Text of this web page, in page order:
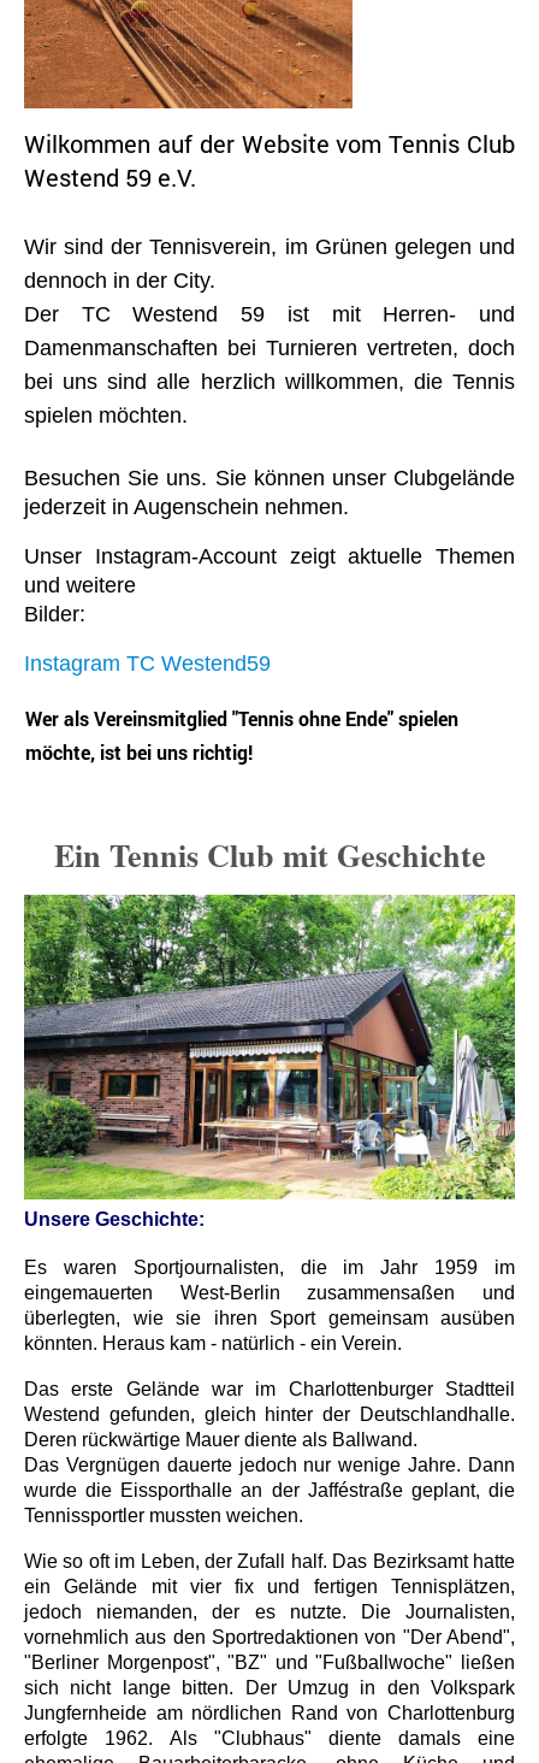
Wilkommen auf der Website vom Tennis Club
Westend 59 e.V.
Wir sind der Tennisverein, im Grünen gelegen und
dennoch in der City.
Der TC Westend 59 ist mit Herren- und
Damenmanschaften bei Turnieren vertreten, doch
bei uns sind alle herzlich willkommen, die Tennis
spielen möchten.
Besuchen Sie uns. Sie können unser Clubgelände
jederzeit in Augenschein nehmen.
Unser Instagram-Account zeigt aktuelle Themen
und weitere
Bilder:
Instagram TC Westend59
Wer alsVereinsmitglied "Tennis ohne Ende" spielen
möchte, ist bei uns richtig!
Ein Tennis Club mit Geschichte
Unsere Geschichte:
Es waren Sportjournalisten, die im Jahr 1959 im
eingemauerten West-Berlin zusammensaßen und
überlegten, wie sie ihren Sport gemeinsam ausüben
könnten. Heraus kam - natürlich - ein Verein.
Das erste Gelände war im Charlottenburger Stadtteil
Westend gefunden, gleich hinter der Deutschlandhalle.
Deren rückwärtige Mauer diente als Ballwand.
Das Vergnügen dauerte jedoch nur wenige Jahre. Dann
wurde die Eissporthalle an der Jafféstraße geplant, die
Tennissportler mussten weichen.
Wie so oft im Leben, der Zufall half. Das Bezirksamt hatte
ein Gelände mit vier fix und fertigen Tennisplätzen,
jedoch niemanden, der es nutzte. Die Journalisten,
vornehmlich aus den Sportredaktionen von "Der Abend",
"Berliner Morgenpost", "BZ" und "Fußballwoche" ließen
sich nicht lange bitten. Der Umzug in den Volkspark
Jungfernheide am nördlichen Rand von Charlottenburg
erfolgte 1962. Als "Clubhaus" diente damals eine